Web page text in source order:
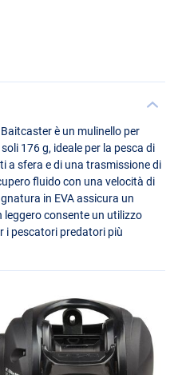
è un mulinello per
176 g, ideale per la pesca di
a sfera e di una trasmissione di
fluido con una velocità di
in EVAassicura un
consente un utilizzo
i pescatori predatori più